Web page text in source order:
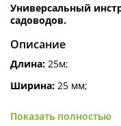
Универсальный
садоводов.
Описание
Длина: 25м;
Ширина: 25 мм;
Показать полностью